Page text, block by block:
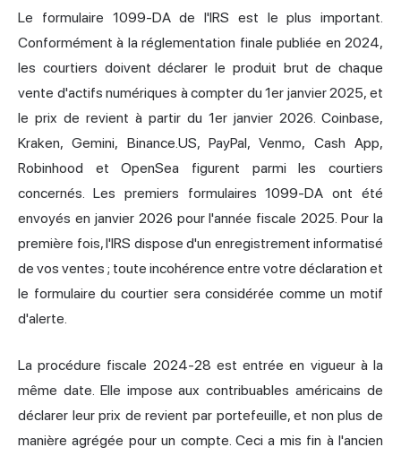
Le formulaire 1099-DA de l'IRS est le plus important.
Conformément à la réglementation finale publiée en 2024,
les courtiers doivent déclarer le produit brut de chaque
vente d'actifs numériques à compter du 1er janvier 2025, et
le prix de revient à partir du 1er janvier 2026. Coinbase,
Kraken, Gemini, Binance.US, PayPal, Venmo, Cash App,
Robinhood et OpenSea figurent parmi les courtiers
concernés. Les premiers formulaires 1099-DA ont été
envoyés en janvier 2026 pour l'année fiscale 2025. Pour la
première fois, l'IRS dispose d'un enregistrement informatisé
de vos ventes ; toute incohérence entre votre déclaration et
le formulaire du courtier sera considérée comme un motif
d'alerte.
La procédure fiscale 2024-28 est entrée en vigueur à la
même date. Elle impose aux contribuables américains de
déclarer leur prix de revient par portefeuille, et non plus de
manière agrégée pour un compte. Ceci a mis fin à l'ancien